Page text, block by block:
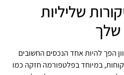
שליליות
שלך
הפך להיות אחד הנכסים החשובים
במיוחד בפלטפורמה חזקה כמו